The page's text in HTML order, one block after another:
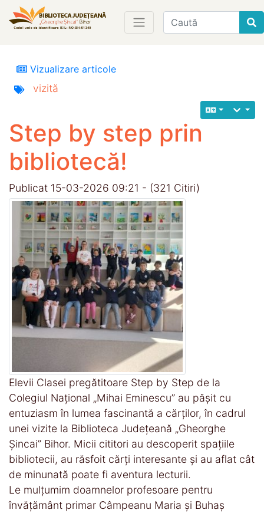
Find
Vizualizare articole
vizită
Step by step prin
bibliotecă!
Publicat 15-03-2026 09:21 - (321 Citiri)
Elevii Clasei pregătitoare Step by Step de la
Colegiul Național „Mihai Eminescu” au pășit cu
entuziasm în lumea fascinantă a cărților, în cadrul
unei vizite la Biblioteca Județeană „Gheorghe
Șincai” Bihor. Micii cititori au descoperit spațiile
bibliotecii, au răsfoit cărți interesante și au aflat cât
de minunată poate fi aventura lecturii.
Le mulțumim doamnelor profesoare pentru
învățământ primar Câmpeanu Maria și Buhaș